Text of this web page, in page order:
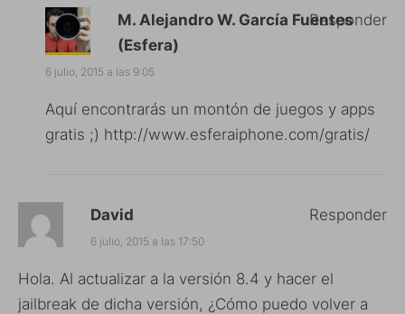
M. Alejandro W. García Fuentes
(Esfera)
6 julio, 2015 a las 9:05
Aquí encontrarás un montón de juegos y apps
gratis ;) http://www.esferaiphone.com/gratis/
Responder
David
6 julio, 2015 a las 17:50
Hola. Al actualizar a la versión 8.4 y hacer el
jailbreak de dicha versión, ¿Cómo puedo volver a
Responder